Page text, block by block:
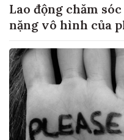
Lao động chăm
nặng vô hình của